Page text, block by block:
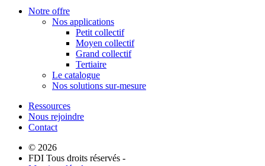
Notre offre
Nos applications
Petit collectif
Moyen collectif
Grand collectif
Tertiaire
Le catalogue
Nos solutions sur-mesure
Ressources
Nous rejoindre
Contact
© 2026
FDI Tous droits réservés -